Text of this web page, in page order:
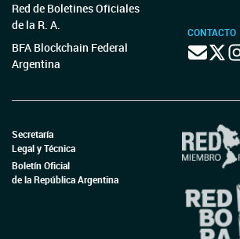
Red de Boletines Oficiales
de la R. A.
BFA Blockchain Federal
Argentina
CONTACTO
Secretaría
Legal y Técnica
Boletín Oficial
de la República Argentina